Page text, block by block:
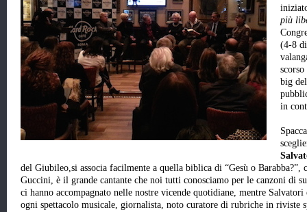
più
(4-8
big
in
del Giubileo,si associa facilmente a quella biblica di “Gesù o
Guccini, è il grande cantante che noi tutti conosciamo per le canzoni di
ci hanno accompagnato nelle nostre vicende quotidiane, mentre
ogni spettacolo musicale, giornalista, noto curatore di rubriche in riviste